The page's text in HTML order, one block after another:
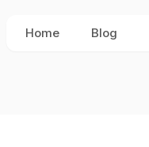
Home Blog